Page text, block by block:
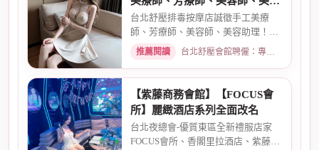
助理，無經驗可培訓
台北舒壓排毒按摩店誠徵手工美療
師、芳療師、美容師、美容助理！彈
性排班、高薪現領、無經驗可免...
推薦閱讀 台北舒壓會館聘僱：專業按摩師職缺與職涯規劃 · 2026-03-16
【紫藤商務會館】【FOCUS會
所】麗緻酒店系列全面改名
台北夜總會-優質東區全新禮服店家
FOCUS會所、香閣里拉酒店、紫藤名